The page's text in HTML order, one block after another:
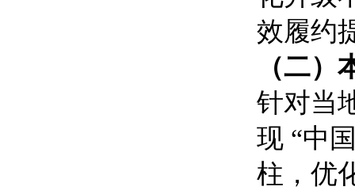
效履约
（二
针对当
现 “中
柱，优